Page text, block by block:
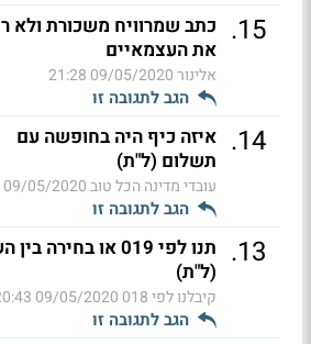
15
. כתב שמרוויח משכורת ולא
את העצמאיים
אלינור09/05/2020 21:28
הגב לתגובה זו
14
. איזה כיף היה בחופשה עם
תשלום (ל"ת)
עובדי מדינה הכל טוב09/05/2020 21:18
הגב לתגובה זו
13
.
תנו לפי 019 או בחירה
(ל"ת)
קיבלנו לפי 018 09/05/2020 20:43
הגב לתגובה זו